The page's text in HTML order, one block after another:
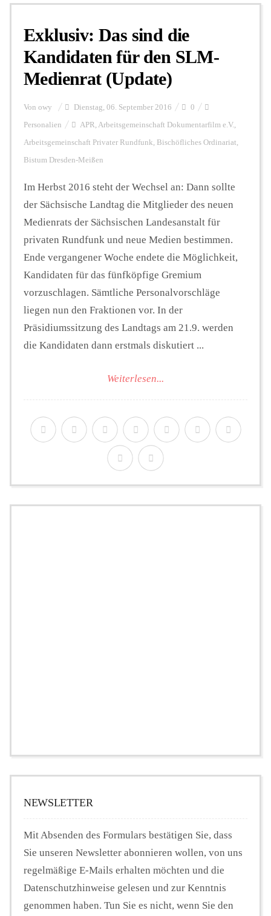
Personalien
Hintergrund
FUNKTURM-Beiträge
Seminare
Unterstützen
Exklusiv: Das sind die
Kandidaten für den SLM-
Medienrat (Update)
Von owy Dienstag, 06. September 2016 0
Personalien APR, Arbeitsgemeinschaft Dokumentarfilm e.V.,
Arbeitsgemeinschaft Privater Rundfunk, Bischöfliches Ordinariat,
Bistum Dresden-Meißen
Im Herbst 2016 steht der Wechsel an: Dann sollte
der Sächsische Landtag die Mitglieder des neuen
Medienrats der Sächsischen Landesanstalt für
privaten Rundfunk und neue Medien bestimmen.
Ende vergangener Woche endete die Möglichkeit,
Kandidaten für das fünfköpfige Gremium
vorzuschlagen. Sämtliche Personalvorschläge
liegen nun den Fraktionen vor. In der
Präsidiumssitzung des Landtags am 21.9. werden
die Kandidaten dann erstmals diskutiert ...
Weiterlesen...
NEWSLETTER
Mit Absenden des Formulars bestätigen Sie, dass
Sie unseren Newsletter abonnieren wollen, von uns
regelmäßige E-Mails erhalten möchten und die
Datenschutzhinweise gelesen und zur Kenntnis
genommen haben. Tun Sie es nicht, wenn Sie den